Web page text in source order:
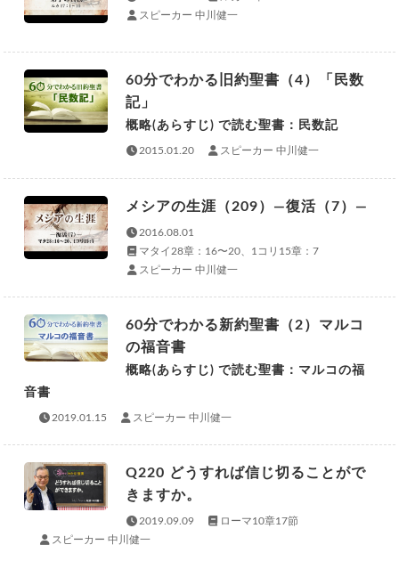
スピーカー 中川健一
60分でわかる旧約聖書（4）「民数
記」
概略(あらすじ) で読む聖書：民数記
2015.01.20 スピーカー 中川健一
メシアの生涯（209）—復活（7）—
2016.08.01
マタイ28章：16〜20、1コリ15章：7
スピーカー 中川健一
60分でわかる新約聖書（2）マルコ
の福音書
概略(あらすじ) で読む聖書：マルコの福
音書
2019.01.15 スピーカー 中川健一
Q220 どうすれば信じ切ることがで
きますか。
2019.09.09
ローマ10章17節
スピーカー 中川健一